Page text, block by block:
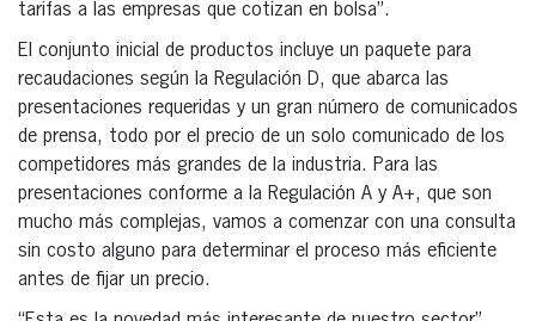
tarifas a las empresas que cotizan en bolsa”.
El conjunto inicial de productos incluye un paquete para
recaudaciones según la Regulación D, que abarca las
presentaciones requeridas y un gran número de comunicados
de prensa, todo por el precio de un solo comunicado de los
competidores más grandes de la industria. Para las
presentaciones conforme a la Regulación A y A+, que son
mucho más complejas, vamos a comenzar con una consulta
sin costo alguno para determinar el proceso más eficiente
antes de fijar un precio.